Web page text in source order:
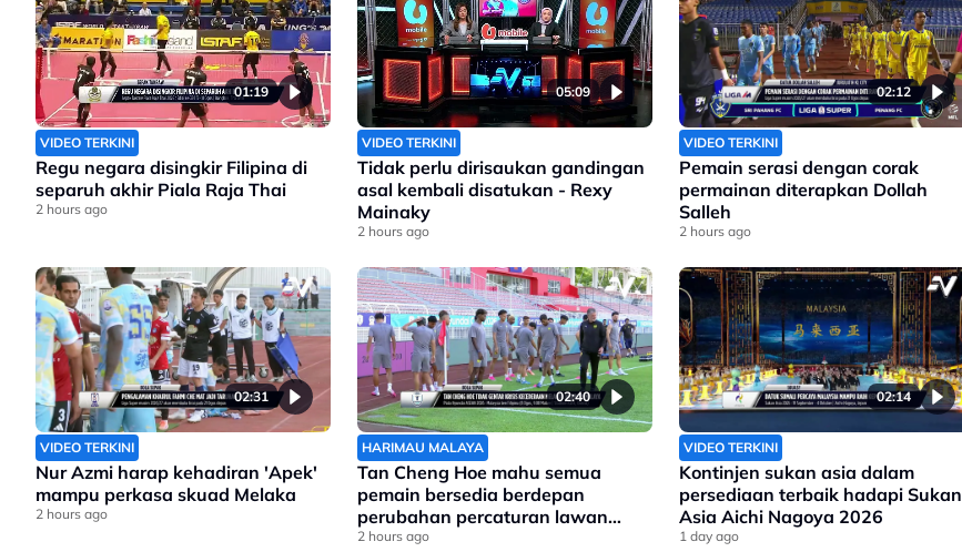
01:19
VIDEO TERKINI
Regu negara disingkir Filipina di
separuh akhir Piala Raja Thai
2 hours ago
05:09
VIDEO TERKINI
Tidak perlu dirisaukan gandingan
asal kembali disatukan - Rexy
Mainaky
2 hours ago
02:12
VIDEO TERKINI
Pemain serasi dengan corak
permainan diterapkan Dollah
Salleh
2 hours ago
02:31
VIDEO TERKINI
Nur Azmi harap kehadiran 'Apek'
mampu perkasa skuad Melaka
2 hours ago
02:40
HARIMAU MALAYA
Tan Cheng Hoe mahu semua
pemain bersedia berdepan
perubahan percaturan lawan
Filipina
2 hours ago
02:14
VIDEO TERKINI
Kontinjen sukan asia dalam
persediaan terbaik hadapi Sukan
Asia Aichi Nagoya 2026
1 day ago